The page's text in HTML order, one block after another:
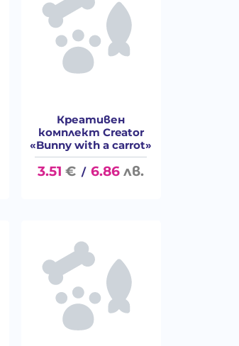
Креативен
комплект Creator
«Bunny with a carrot»
3.51 € / 6.86 лв.